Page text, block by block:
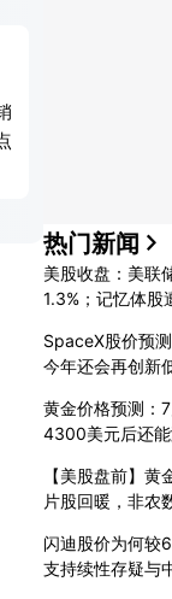
热门新闻
美股收盘：美联
1.3%；记忆体股
SpaceX股价预
今年还会再创新
黄金价格预测：
4300美元后还能
【美股盘前】
片股回暖，非农
闪迪股价为何较
支持续性存疑与